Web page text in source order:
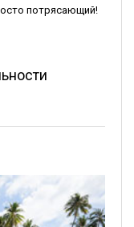
потрясающий!